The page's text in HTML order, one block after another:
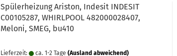
Spülerheizung Ariston, Indesit INDESIT
C00105287, WHIRLPOOL 482000028407,
Meloni, SMEG, bu410
Lieferzeit: ca. 1-2 Tage (Ausland abweichend)